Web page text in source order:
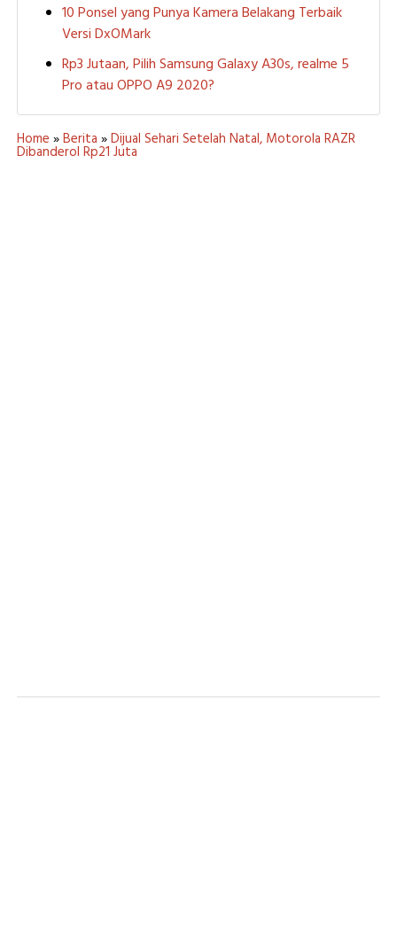
10 Ponsel yang Punya Kamera Belakang Terbaik
Versi DxOMark
Rp3 Jutaan, Pilih Samsung Galaxy A30s, realme 5
Pro atau OPPO A9 2020?
Home »Berita »Dijual Sehari Setelah Natal, Motorola RAZR
Dibanderol Rp21 Juta